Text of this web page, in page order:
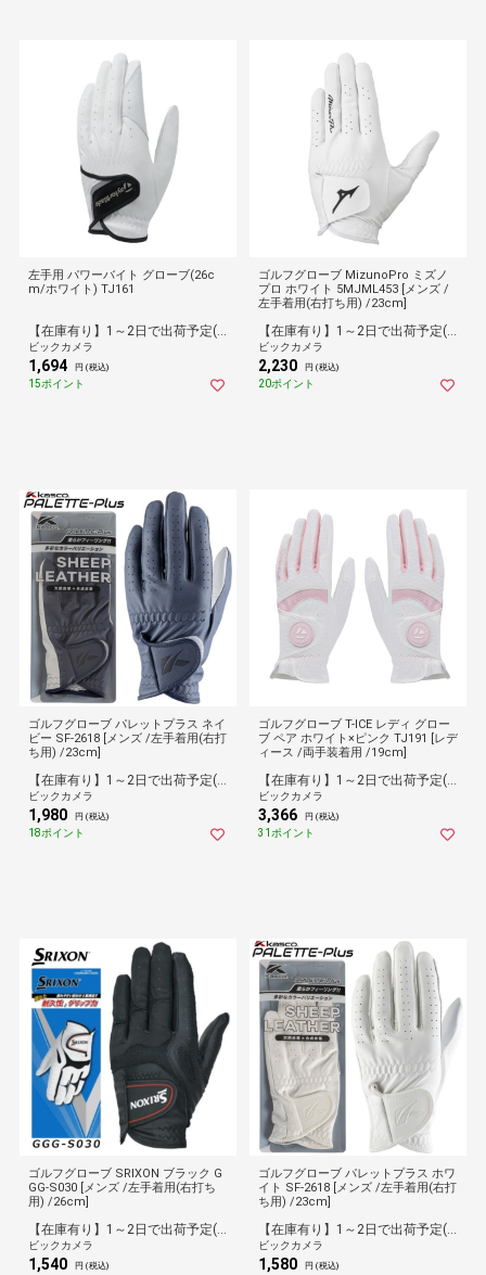
左手用 パワーバイト グローブ(26c
m/ホワイト) TJ161
ビックカメラ
1,694 円 (税込)
15ポイント
ゴルフグローブ MizunoPro ミズノ
プロ ホワイト 5MJML453 [メンズ /
左手着用(右打ち用) /23cm]
ビックカメラ
2,230 円 (税込)
20ポイント
ゴルフグローブ パレットプラス ネイ
ビー SF-2618 [メンズ /左手着用(右打
ち用) /23cm]
ビックカメラ
1,980 円 (税込)
18ポイント
ゴルフグローブ T-ICE レディ グロー
ブ ペア ホワイト×ピンク TJ191 [レデ
ィース /両手装着用 /19cm]
ビックカメラ
3,366 円 (税込)
31ポイント
ゴルフグローブ SRIXON ブラック G
GG-S030 [メンズ /左手着用(右打ち
用) /26cm]
【在庫有り】1～2日で出荷予定(日付指定可)
ビックカメラ
1,540 円 (税込)
ゴルフグローブ パレットプラス ホワ
イト SF-2618 [メンズ /左手着用(右打
ち用) /23cm]
【在庫有り】1～2日で出荷予定(日付指定可)
ビックカメラ
1,580 円 (税込)